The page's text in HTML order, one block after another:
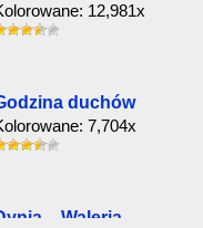
12,981x
duchów
7,704x
– Waleria